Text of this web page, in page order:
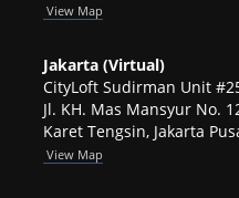
View Map
Jakarta (Virtual)
CityLoft Sudirman Unit
Jl. KH. Mas Mansyur No.
Karet Tengsin, Jakarta
View Map